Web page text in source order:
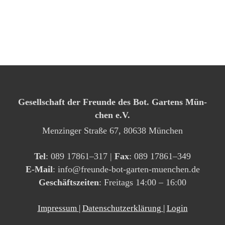
Gesell­schaft der Freun­de des Bot. Gar­tens Mün­
chen e.V.
Men­zin­ger Stra­ße 67, 80638 Mün­chen
Tel: 089 17861–317 | Fax: 089 17861–349
E‑Mail: info@​freunde-​bot-​garten-​muenchen.​de
Geschäfts­zei­ten: Frei­tags 14:00 – 16:00
Impressum | Datenschutzerklärung | Login